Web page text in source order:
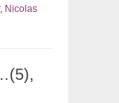
, Nicolas